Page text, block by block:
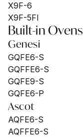
X9F-6
X9F-5FI
Built-in Ovens
Genesi
GQFE6-S
GQFFE6-S
GQFE9-S
GQFE6-P
Ascot
AQFE6-S
AQFFE6-S